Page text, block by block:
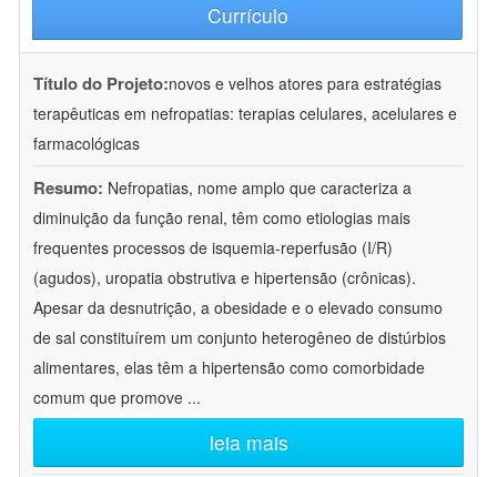
Currículo
Título do Projeto:novos e velhos atores para estratégias
terapêuticas em nefropatias: terapias celulares, acelulares e
farmacológicas
Resumo: Nefropatias, nome amplo que caracteriza a
diminuição da função renal, têm como etiologias mais
frequentes processos de isquemia-reperfusão (I/R)
(agudos), uropatia obstrutiva e hipertensão (crônicas).
Apesar da desnutrição, a obesidade e o elevado consumo
de sal constituírem um conjunto heterogêneo de distúrbios
alimentares, elas têm a hipertensão como comorbidade
comum que promove ...
leia mais